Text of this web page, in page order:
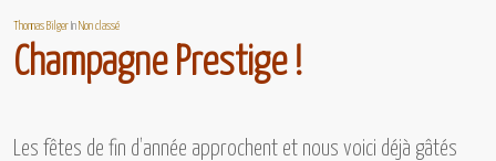
Thomas Bilger InNon classé
Champagne Prestige !
Les fêtes de fin d’année approchent et nous voici déjà gâtés